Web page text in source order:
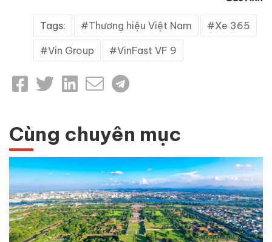
Tags: Thương hiệu Việt Nam Xe 365
Vin Group VinFast VF 9
Cùng chuyên mục